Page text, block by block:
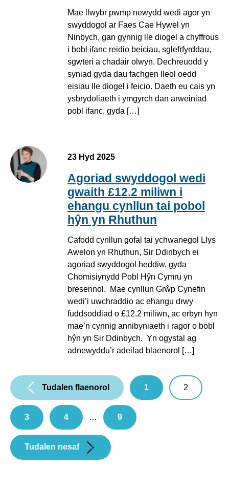
Mae llwybr pwmp newydd wedi agor yn
swyddogol ar Faes Cae Hywel yn
Ninbych, gan gynnig lle diogel a chyffrous
i bobl ifanc reidio beiciau, sglefrfyrddau,
sgwteri a chadair olwyn. Dechreuodd y
syniad gyda dau fachgen lleol oedd
eisiau lle diogel i feicio. Daeth eu cais yn
ysbrydoliaeth i ymgyrch dan arweiniad
pobl ifanc, gyda […]
23 Hyd 2025
Agoriad swyddogol wedi
gwaith £12.2 miliwn i
ehangu cynllun tai pobol
hŷn yn Rhuthun
Cafodd cynllun gofal tai ychwanegol Llys
Awelon yn Rhuthun, Sir Ddinbych ei
agoriad swyddogol heddiw, gyda
Chomisiynydd Pobl Hŷn Cymru yn
bresennol. Mae cynllun Grŵp Cynefin
wedi’i uwchraddio ac ehangu drwy
fuddsoddiad o £12.2 miliwn, ac erbyn hyn
mae’n cynnig annibyniaeth i ragor o bobl
hŷn yn Sir Ddinbych. Yn ogystal ag
adnewyddu’r adeilad blaenorol […]
Pagination:
Tudalen flaenorol 1 2
3 4 … 9
Tudalen nesaf